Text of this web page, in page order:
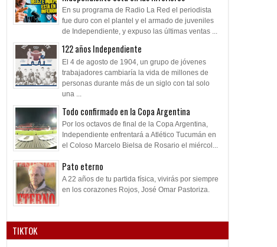
En su programa de Radio La Red el periodista
fue duro con el plantel y el armado de juveniles
de Independiente, y expuso las últimas ventas ...
122 años Independiente
El 4 de agosto de 1904, un grupo de jóvenes
trabajadores cambiaría la vida de millones de
personas durante más de un siglo con tal solo
una ...
Todo confirmado en la Copa Argentina
Por los octavos de final de la Copa Argentina,
Independiente enfrentará a Atlético Tucumán en
el Coloso Marcelo Bielsa de Rosario el miércol...
Pato eterno
A 22 años de tu partida física, vivirás por siempre
en los corazones Rojos, José Omar Pastoriza.
TIKTOK